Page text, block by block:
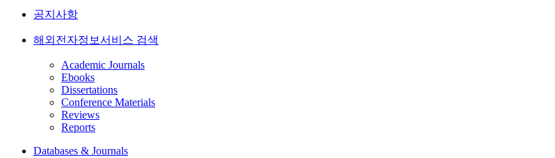
공지사항
해외전자정보서비스 검색
Academic Journals
Ebooks
Dissertations
Conference Materials
Reviews
Reports
Databases & Journals